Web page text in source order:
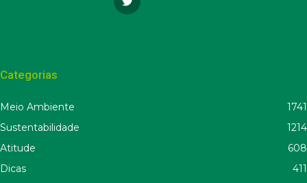
Categorias
Meio Ambiente
1741
Sustentabilidade
1214
Atitude
608
Dicas
411